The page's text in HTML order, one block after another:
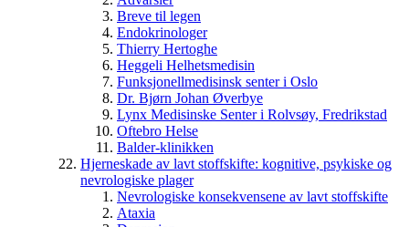
Breve til legen
Endokrinologer
Thierry Hertoghe
Heggeli Helhetsmedisin
Funksjonellmedisinsk senter i Oslo
Dr. Bjørn Johan Øverbye
Lynx Medisinske Senter i Rolvsøy, Fredrikstad
Oftebro Helse
Balder-klinikken
Hjerneskade av lavt stoffskifte: kognitive, psykiske og
nevrologiske plager
Nevrologiske konsekvensene av lavt stoffskifte
Ataxia